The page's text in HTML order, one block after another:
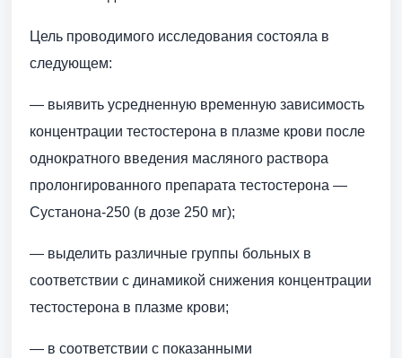
Цель проводимого исследования состояла в
следующем:
— выявить усредненную временную зависимость
концентрации тестостерона в плазме крови после
однократного введения масляного раствора
пролонгированного препарата тестостерона —
Сустанона-250 (в дозе 250 мг);
— выделить различные группы больных в
соответствии с динамикой снижения концентрации
тестостерона в плазме крови;
— в соответствии с показанными